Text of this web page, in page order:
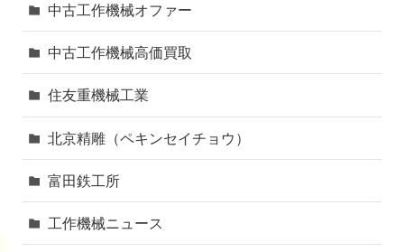
中古工作機械オファー
中古工作機械高価買取
住友重機械工業
北京精雕（ペキンセイチョウ）
富田鉄工所
工作機械ニュース